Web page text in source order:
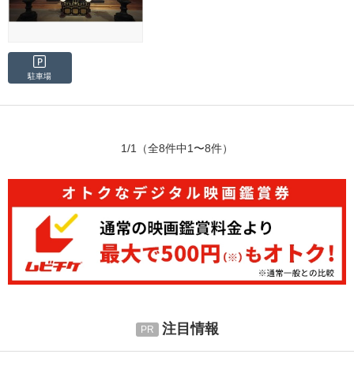
駐車場
1/1 （全8件中1〜8件）
注目情報